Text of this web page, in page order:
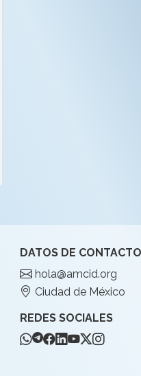
DATOS DE CONTACTO
hola@amcid.org
Ciudad de México
REDES SOCIALES